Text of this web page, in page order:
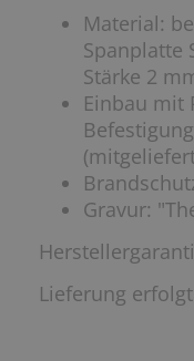
Material:
Spanplatte
Stärke 2
Einbau mit
Gravur:
Lieferung